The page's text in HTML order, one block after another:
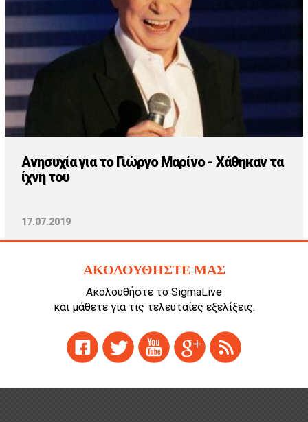
Ανησυχία για το Γιώργο Μαρίνο - Χάθηκαν τα
ίχνη του
17.07.2019
ΑΚΟΛΟΥΘΗΣΤΕ ΜΑΣ
Ακολουθήστε το SigmaLive
και μάθετε για τις τελευταίες εξελίξεις.